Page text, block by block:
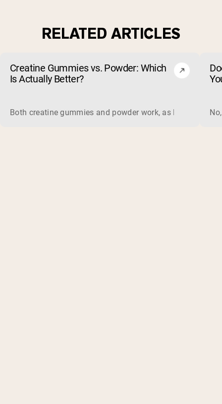
RELATED ARTICLES
Creatine Gummies vs. Powder: Which
Is Actually Better?
Both creatine gummies and powder work, as long as the